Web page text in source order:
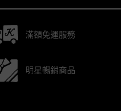
滿額免運服務
明星暢銷商品